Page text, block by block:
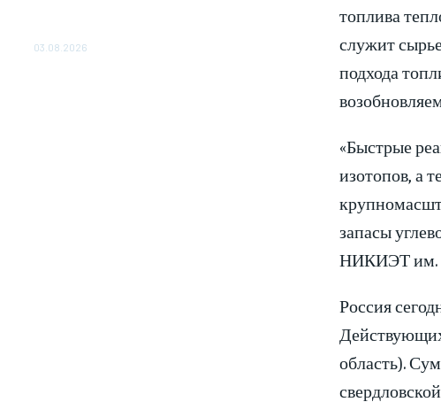
03.08.2026
топлива
служит
подхода
«Быстрые
изотопов, а
запасы
НИКИЭТ им.
Россия
область).